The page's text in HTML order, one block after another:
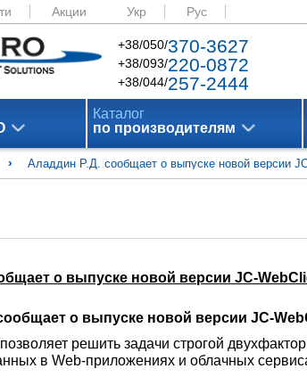
Акции Укр Рус
+38/050/370-3627
+38/093/220-0872
+38/044/257-2444
Каталог
по производителям
› Аладдин Р.Д. сообщает о выпуске новой версии
о выпуске новой версии JC-
о выпуске новой версии JC-
решить задачи строгой
в Web-приложениях и облачных